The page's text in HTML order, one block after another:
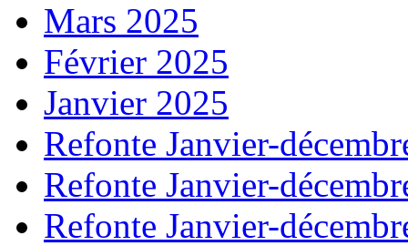
Mars 2025
Février 2025
Janvier 2025
Refonte Janvier-
Refonte Janvier-
Refonte Janvier-